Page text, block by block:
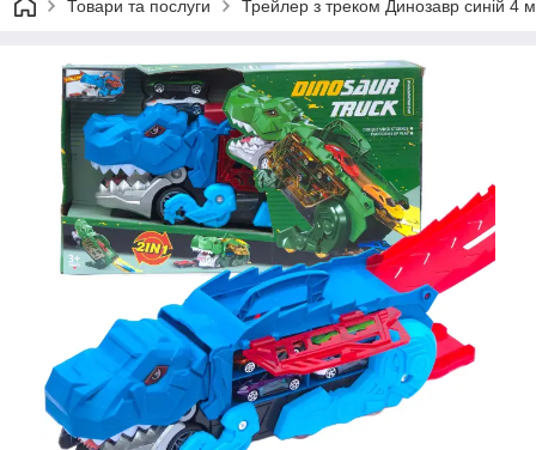
Товари та послуги Трейлер з треком Динозавр синій 4